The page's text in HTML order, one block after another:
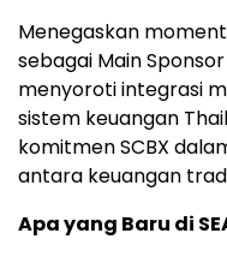
Menegaskan
sebagai Main
menyoroti integrasi
sistem keuangan
komitmen SCBX
antara keuangan
Apa yang Baru di